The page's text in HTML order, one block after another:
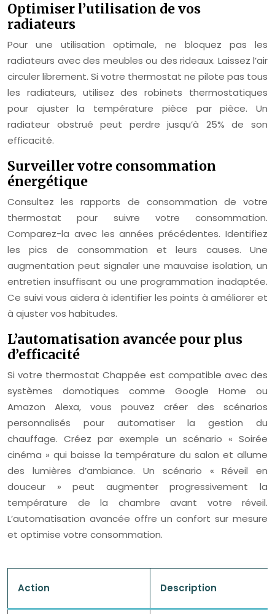
Optimiser l’utilisation de vos
radiateurs
Pour une utilisation optimale, ne bloquez pas les
radiateurs avec des meubles ou des rideaux. Laissez l’air
circuler librement. Si votre thermostat ne pilote pas tous
les radiateurs, utilisez des robinets thermostatiques
pour ajuster la température pièce par pièce. Un
radiateur obstrué peut perdre jusqu’à 25% de son
efficacité.
Surveiller votre consommation
énergétique
Consultez les rapports de consommation de votre
thermostat pour suivre votre consommation.
Comparez-la avec les années précédentes. Identifiez
les pics de consommation et leurs causes. Une
augmentation peut signaler une mauvaise isolation, un
entretien insuffisant ou une programmation inadaptée.
Ce suivi vous aidera à identifier les points à améliorer et
à ajuster vos habitudes.
L’automatisation avancée pour plus
d’efficacité
Si votre thermostat Chappée est compatible avec des
systèmes domotiques comme Google Home ou
Amazon Alexa, vous pouvez créer des scénarios
personnalisés pour automatiser la gestion du
chauffage. Créez par exemple un scénario « Soirée
cinéma » qui baisse la température du salon et allume
des lumières d’ambiance. Un scénario « Réveil en
douceur » peut augmenter progressivement la
température de la chambre avant votre réveil.
L’automatisation avancée offre un confort sur mesure
et optimise votre consommation.
Action Description